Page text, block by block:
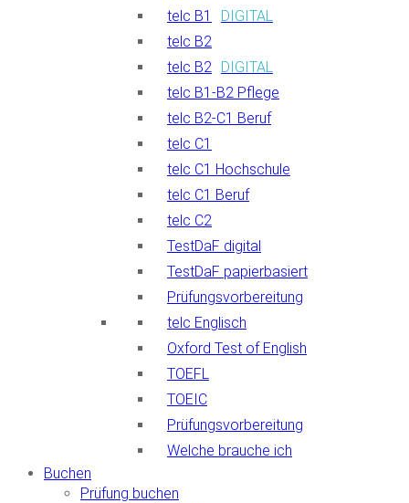
telc B1
DIGITAL
telc B2
telc B2 DIGITAL
telc B1-B2 Pflege
telc B2-C1 Beruf
telc C1
telc C1 Hochschule
telc C1 Beruf
telc C2
TestDaF digital
TestDaF papierbasiert
Prüfungsvorbereitung
telc Englisch
Oxford Test of English
TOEFL
TOEIC
Prüfungsvorbereitung
Welche brauche ich
Buchen
Prüfung buchen